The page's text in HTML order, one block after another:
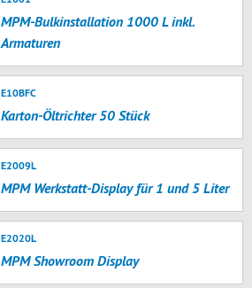
MPM-Bulkinstallation 1000 L inkl.
Armaturen
E10BFC
Karton-Öltrichter 50 Stück
E2009L
MPM Werkstatt-Display für 1 und 5 Liter
E2020L
MPM Showroom Display